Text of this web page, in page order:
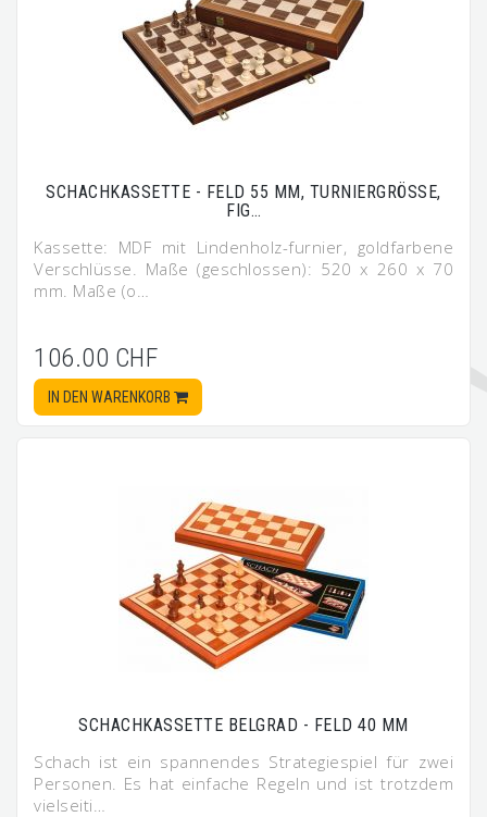
SCHACHKASSETTE - FELD 55 MM, TURNIERGRÖSSE,
FIG…
Kassette: MDF mit Lindenholz-furnier, goldfarbene
Verschlüsse. Maße (geschlossen): 520 x 260 x 70
mm. Maße (o…
106.00 CHF
IN DEN WARENKORB
SCHACHKASSETTE BELGRAD - FELD 40 MM
Schach ist ein spannendes Strategiespiel für zwei
Personen. Es hat einfache Regeln und ist trotzdem
vielseiti…